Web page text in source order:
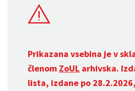
Prikazana vsebina je v
členom ZoUL arhivska.
lista, izdane po